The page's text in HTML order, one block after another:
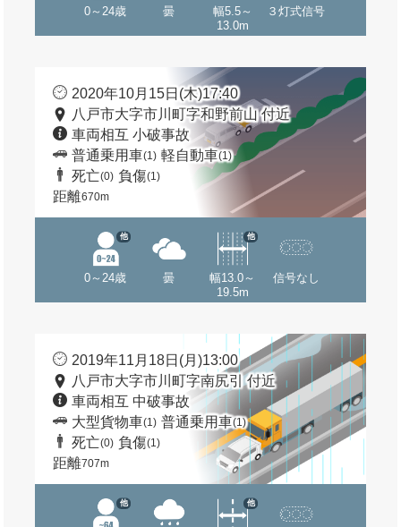
0～24歳 曇
幅5.5～
13.0m
３灯式信号
2020年10月15日(木)17:40
八戸市大字市川町字和野前山 付近
車両相互 小破事故
普通乗用車(1) 軽自動車(1)
死亡(0) 負傷(1)
距離670m
0～24歳
他
曇
幅13.0～
19.5m
他
信号なし
2019年11月18日(月)13:00
八戸市大字市川町字南尻引 付近
車両相互 中破事故
大型貨物車(1) 普通乗用車(1)
死亡(0) 負傷(1)
距離707m
他 他